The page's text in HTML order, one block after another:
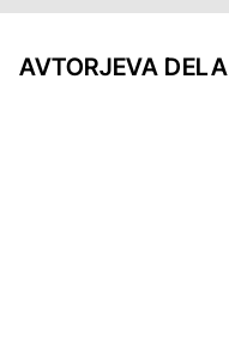
AVTORJEVA DELA